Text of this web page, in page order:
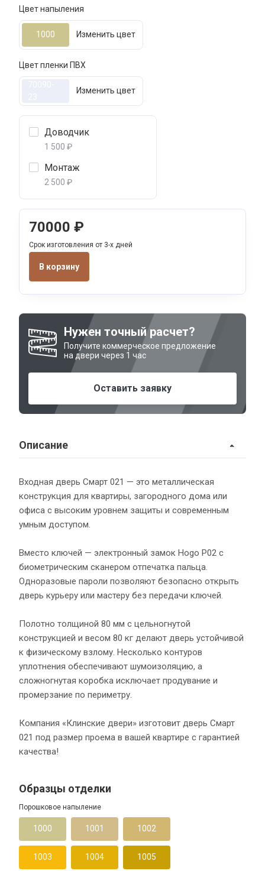
Доводчик
1 500 ₽
Монтаж
2 500 ₽
Цвет напыления
1000 Изменить цвет
Цвет пленки ПВХ
Изменить цвет
70000 ₽
Срок изготовления от 3-х дней
В корзину
Нужен точный расчет?
Получите коммерческое предложение
на двери через 1 час
Оставить заявку
Описание
Входная дверь Смарт 021 — это металлическая
конструкция для квартиры, загородного дома или
офиса с высоким уровнем защиты и современным
умным доступом.
Вместо ключей — электронный замок Hogo P02 с
биометрическим сканером отпечатка пальца.
Одноразовые пароли позволяют безопасно открыть
дверь курьеру или мастеру без передачи ключей.
Полотно толщиной 80 мм с цельногнутой
конструкцией и весом 80 кг делают дверь устойчивой
к физическому взлому. Несколько контуров
уплотнения обеспечивают шумоизоляцию, а
сложногнутая коробка исключает продувание и
промерзание по периметру.
Компания «Клинские двери» изготовит дверь Смарт
021 под размер проема в вашей квартире с гарантией
качества!
Образцы отделки
Порошковое напыление
1000 1001 1002
1003 1004 1005